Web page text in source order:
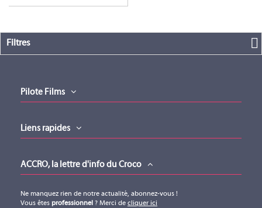
Filtres
Pilote Films
Liens rapides
ACCRO, la lettre d'info du Croco
Ne manquez rien de notre actualité, abonnez-vous !
Vous êtes professionnel ? Merci de cliquer ici